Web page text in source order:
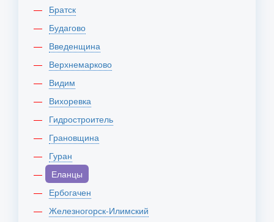
Братск
Будагово
Введенщина
Верхнемарково
Видим
Вихоревка
Гидростроитель
Грановщина
Гуран
Еланцы
Ербогачен
Железногорск-Илимский